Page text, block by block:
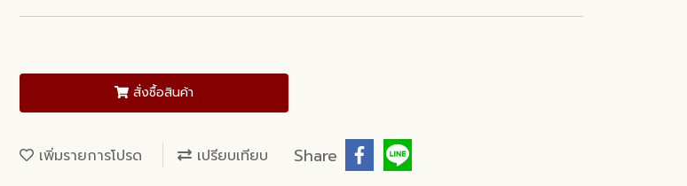
สั่งซื้อสินค้า
เพิ่มรายการโปรด เปรียบเทียบ Share